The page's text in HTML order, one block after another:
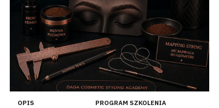
OPIS PROGRAM SZKOLENIA